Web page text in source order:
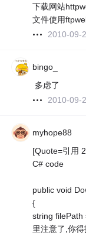
下载网站
文件使用
2010-09-
bingo_
多虑了
2010-09-
myhope88
[Quote=引用
C# code
public void
{
string filePath
里注意了,你